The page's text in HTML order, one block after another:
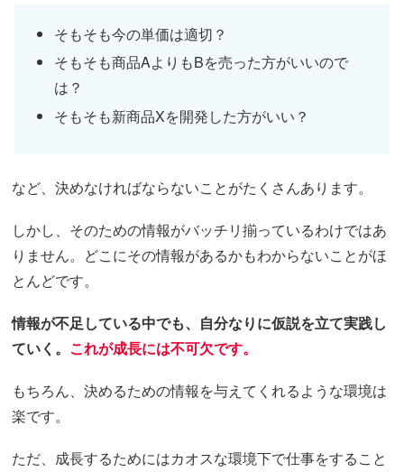
そもそも今の単価は適切？
そもそも商品AよりもBを売った方がいいので
は？
そもそも新商品Xを開発した方がいい？
など、決めなければならないことがたくさんあります。
しかし、そのための情報がバッチリ揃っているわけではあ
りません。どこにその情報があるかもわからないことがほ
とんどです。
情報が不足している中でも、自分なりに仮説を立て実践し
ていく。 これが成長には不可欠です。
もちろん、決めるための情報を与えてくれるような環境は
楽です。
ただ、成長するためにはカオスな環境下で仕事をすること